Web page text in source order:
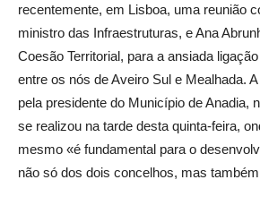
recentemente, em Lisboa, uma reunião
ministro das Infraestruturas, e Ana
Coesão Territorial, para a ansiada
entre os nós de Aveiro Sul e Mealhada.
pela presidente do Município de Anadia,
se realizou na tarde desta quinta-feira,
mesmo «é fundamental para o
não só dos dois concelhos, mas